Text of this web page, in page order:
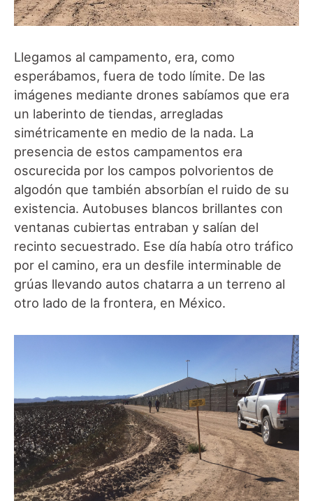
Llegamos al campamento, era, como
esperábamos, fuera de todo límite. De las
imágenes mediante drones sabíamos que era
un laberinto de tiendas, arregladas
simétricamente en medio de la nada. La
presencia de estos campamentos era
oscurecida por los campos polvorientos de
algodón que también absorbían el ruido de su
existencia. Autobuses blancos brillantes con
ventanas cubiertas entraban y salían del
recinto secuestrado. Ese día había otro tráfico
por el camino, era un desfile interminable de
grúas llevando autos chatarra a un terreno al
otro lado de la frontera, en México.